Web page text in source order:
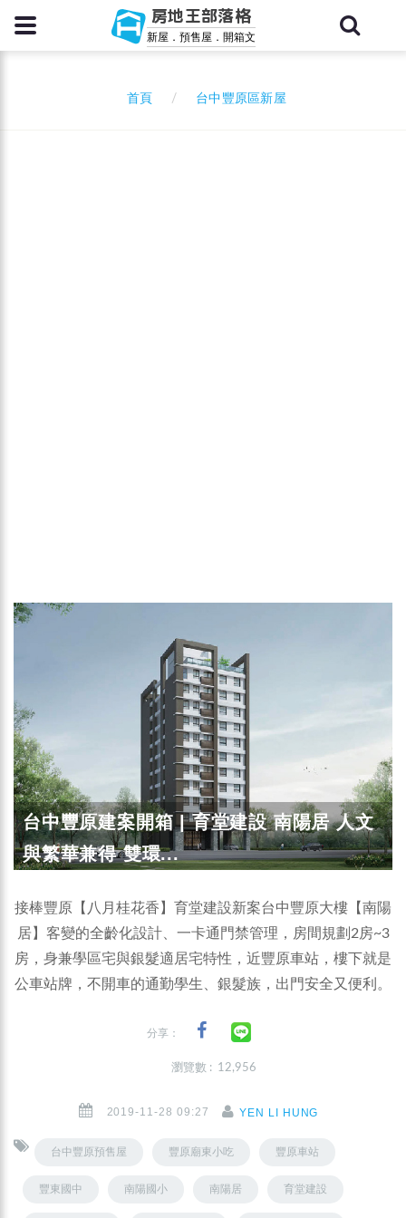
房地王部落格
新屋．預售屋．開箱文
首頁 台中豐原區新屋
台中豐原建案開箱 | 育堂建設 南陽居 人文
與繁華兼得 雙環...
接棒豐原【八月桂花香】育堂建設新案台中豐原大樓【南陽
居】客變的全齡化設計、一卡通門禁管理，房間規劃2房~3
房，身兼學區宅與銀髮適居宅特性，近豐原車站，樓下就是
公車站牌，不開車的通勤學生、銀髮族，出門安全又便利。
分享：
瀏覽數 : 12,956
2019-11-28 09:27 YEN LI HUNG
台中豐原預售屋 豐原廟東小吃 豐原車站
豐東國中 南陽國小 南陽居 育堂建設